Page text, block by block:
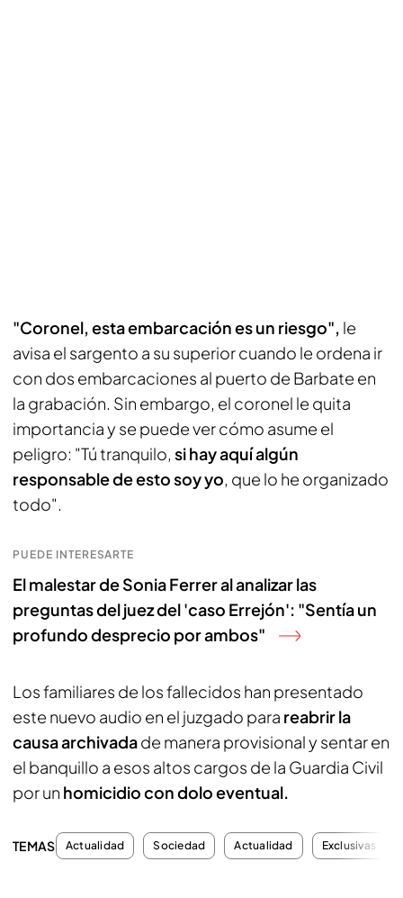
"Coronel, esta embarcación es un riesgo", le
avisa el sargento a su superior cuando le ordena ir
con dos embarcaciones al puerto de Barbate en
la grabación. Sin embargo, el coronel le quita
importancia y se puede ver cómo asume el
peligro: "Tú tranquilo, si hay aquí algún
responsable de esto soy yo, que lo he organizado
todo".
PUEDE INTERESARTE
El malestar de Sonia Ferrer al analizar las
preguntas del juez del 'caso Errejón': "Sentía un
profundo desprecio por ambos"
Los familiares de los fallecidos han presentado
este nuevo audio en el juzgado para reabrir la
causa archivadade manera provisional y sentar en
el banquillo a esos altos cargos de la Guardia Civil
por un homicidio con dolo eventual.
TEMAS Actualidad Sociedad Actualidad Exclusivas